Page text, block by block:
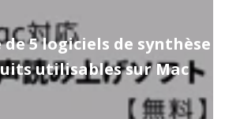
5 logiciels de synthèse
utilisables sur Mac